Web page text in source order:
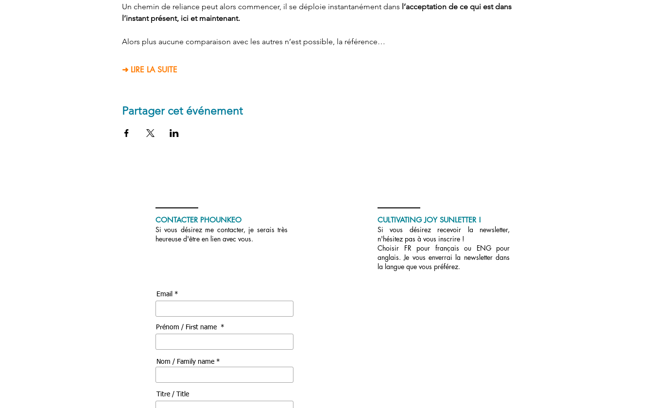
Un chemin de reliance peut alors commencer, il se déploie instantanément dans l’acceptation de ce qui est dans
l’instant présent, ici et maintenant.
Alors plus aucune comparaison avec les autres n’est possible, la référence…
➜ LIRE LA SUITE
Partager cet événement
CONTACTER PHOUNKEO
Si vous désirez me contacter, je serais très
heureuse d'être en lien avec vous.
Email *
Prénom / First name *
Nom / Family name *
Titre / Title
CULTIVATING JOY SUNLETTER !
Si vous désirez recevoir la newsletter,
n'hésitez pas à vous inscrire !
Choisir FR pour français ou ENG pour
anglais. Je vous enverrai la newsletter dans
la langue que vous préférez.